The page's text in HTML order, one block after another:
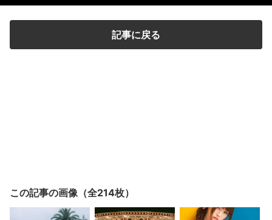
記事に戻る
この記事の画像（全214枚）